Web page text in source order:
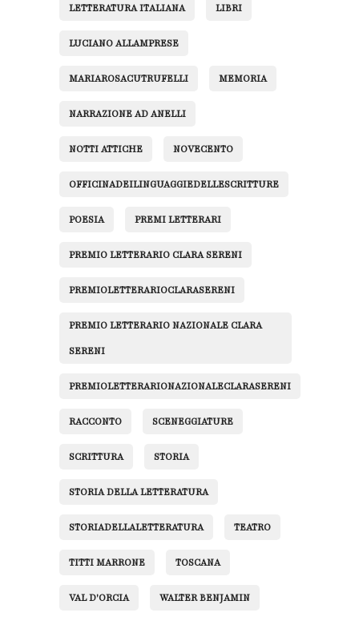
LETTERATURA ITALIANA LIBRI
LUCIANO ALLAMPRESE
MARIAROSACUTRUFELLI MEMORIA
NARRAZIONE AD ANELLI
NOTTI ATTICHE NOVECENTO
OFFICINADEILINGUAGGIEDELLESCRITTURE
POESIA PREMI LETTERARI
PREMIO LETTERARIO CLARA SERENI
PREMIOLETTERARIOCLARASERENI
PREMIO LETTERARIO NAZIONALE CLARA
SERENI
PREMIOLETTERARIONAZIONALECLARASERENI
RACCONTO SCENEGGIATURE
SCRITTURA STORIA
STORIA DELLA LETTERATURA
STORIADELLALETTERATURA TEATRO
TITTI MARRONE TOSCANA
VAL D'ORCIA WALTER BENJAMIN